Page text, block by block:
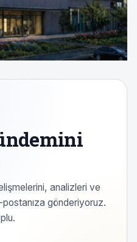
analizleri ve
gönderiyoruz.